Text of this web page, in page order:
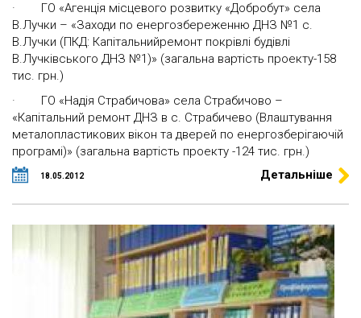
· ГО «Агенція місцевого розвитку «Добробут» села
В.Лучки – «Заходи по енергозбереженню ДНЗ №1 с.
В.Лучки (ПКД: Капітальнийремонт покрівлі будівлі
В.Лучківського ДНЗ №1)» (загальна вартість проекту-158
тис. грн.)
· ГО «Надія Страбичова» села Страбичово –
«Капітальний ремонт ДНЗ в с. Страбичево (Влаштування
металопластикових вікон та дверей по енергозберігаючій
програмі)» (загальна вартість проекту -124 тис. грн.)
18.05.2012 Детальніше